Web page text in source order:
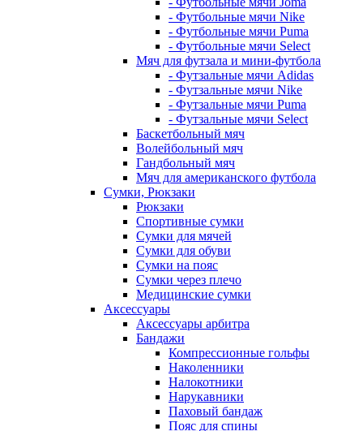
- Футбольные мячи Nike
- Футбольные мячи Puma
- Футбольные мячи Select
Мяч для футзала и мини-футбола
- Футзальные мячи Adidas
- Футзальные мячи Nike
- Футзальные мячи Puma
- Футзальные мячи Select
Баскетбольный мяч
Волейбольный мяч
Гандбольный мяч
Мяч для американского футбола
Сумки, Рюкзаки
Рюкзаки
Спортивные сумки
Сумки для мячей
Сумки для обуви
Сумки на пояс
Сумки через плечо
Медицинские сумки
Аксессуары
Аксессуары арбитра
Бандажи
Компрессионные гольфы
Наколенники
Налокотники
Нарукавники
Паховый бандаж
Пояс для спины